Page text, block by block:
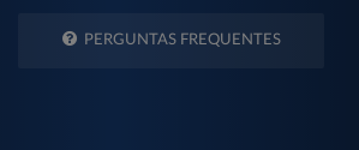
PERGUNTAS FREQUENTES